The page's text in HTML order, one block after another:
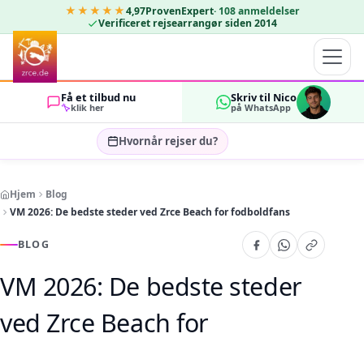
★★★★★4,97ProvenExpert· 108 anmeldelser
Verificeret rejsearrangør siden 2014
Få et tilbud nu
klik her
Skriv til Nico
på WhatsApp
Hvornår rejser du?
GÆSTER
Hjem
Blog
VM 2026: De bedste steder ved Zrce Beach for fodboldfans
BLOG
VM 2026: De bedste steder
ved Zrce Beach for